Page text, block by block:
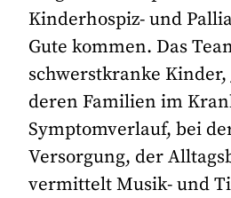
Kinderhospiz- und
Gute kommen. Das
schwerstkranke
deren Familien im
Symptomverlauf, bei
Versorgung, der
vermittelt Musik- und